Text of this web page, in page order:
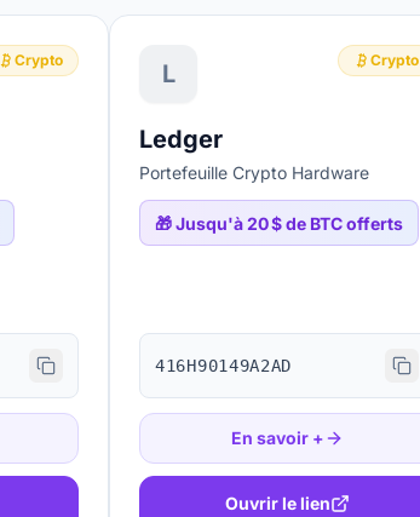
Crypto L Crypto
Ledger
Portefeuille Crypto Hardware
🎁Jusqu'à 20 $ de BTC offerts
416H90149A2AD
En savoir +
Ouvrir le lien